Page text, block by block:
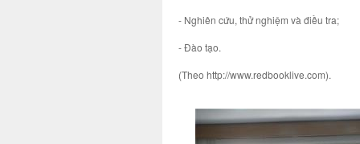
- Nghiên cứu, thử nghiệm và điều tra;
- Đào tạo.
(Theo http://www.redbooklive.com).